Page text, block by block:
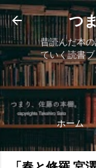
スキッ
つ
昔読んだ本
ていく読書
ホーム
もっ